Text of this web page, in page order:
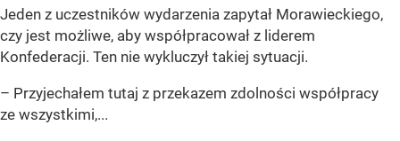
Jeden z uczestników wydarzenia zapytał Morawieckiego,
czy jest możliwe, aby współpracował z liderem
Konfederacji. Ten nie wykluczył takiej sytuacji.
– Przyjechałem tutaj z przekazem zdolności współpracy
ze wszystkimi,...